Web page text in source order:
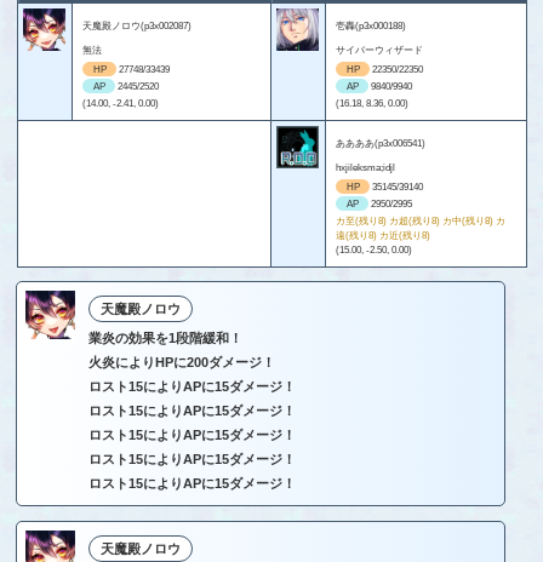
天魔殿ノロウ(p3x002087)
無法
HP
27748/33439
AP
2445/2520
(14.00, -2.41, 0.00)
壱轟(p3x000188)
サイバーウィザード
HP
22350/22350
AP
9840/9940
(16.18, 8.36, 0.00)
ああああ(p3x006541)
hxjileksma;idjl
HP
35145/39140
AP
2950/2995
カ至(残り8) カ超(残り8) カ中(残り8) カ
遠(残り8) カ近(残り8)
(15.00, -2.50, 0.00)
天魔殿ノロウ
業炎の効果を1段階緩和！
火炎によりHPに200ダメージ！
ロスト15によりAPに15ダメージ！
ロスト15によりAPに15ダメージ！
ロスト15によりAPに15ダメージ！
ロスト15によりAPに15ダメージ！
ロスト15によりAPに15ダメージ！
天魔殿ノロウ